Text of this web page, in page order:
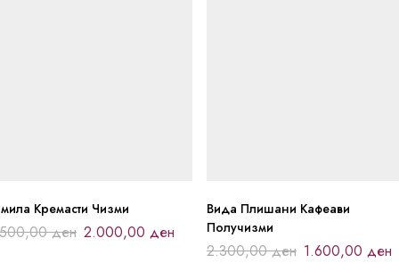
Кремасти Чизми
ден 2.000,00 ден
Вида Плишани Кафеави
Получизми
2.300,00ден 1.600,00 ден